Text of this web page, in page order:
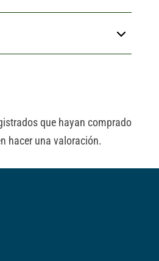
que hayan comprado
hacer una valoración.